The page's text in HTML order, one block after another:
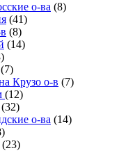
о-ва (8)
(41)
(8)
(14)
(7)
Крузо о-в (7)
(12)
(32)
о-ва (14)
(23)